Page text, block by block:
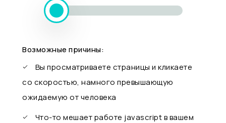
Возможные причины:
Вы просматриваете страницы и кликаете
со скоростью, намного превышающую
ожидаемую от человека
Что-то мешает работе javascript в вашем